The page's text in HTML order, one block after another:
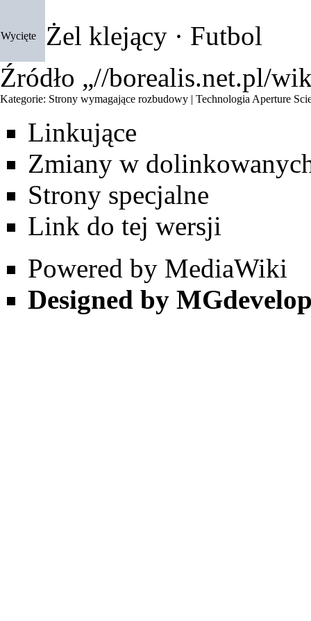
Wycięte Żel klejący · Futbol
Źródło „//borealis.net.pl/
Kategorie: Strony wymagające rozbudowy | Technologia Aperture
Linkujące
Zmiany w
Strony specjalne
Link do tej wersji
Powered by MediaWiki
Designed by